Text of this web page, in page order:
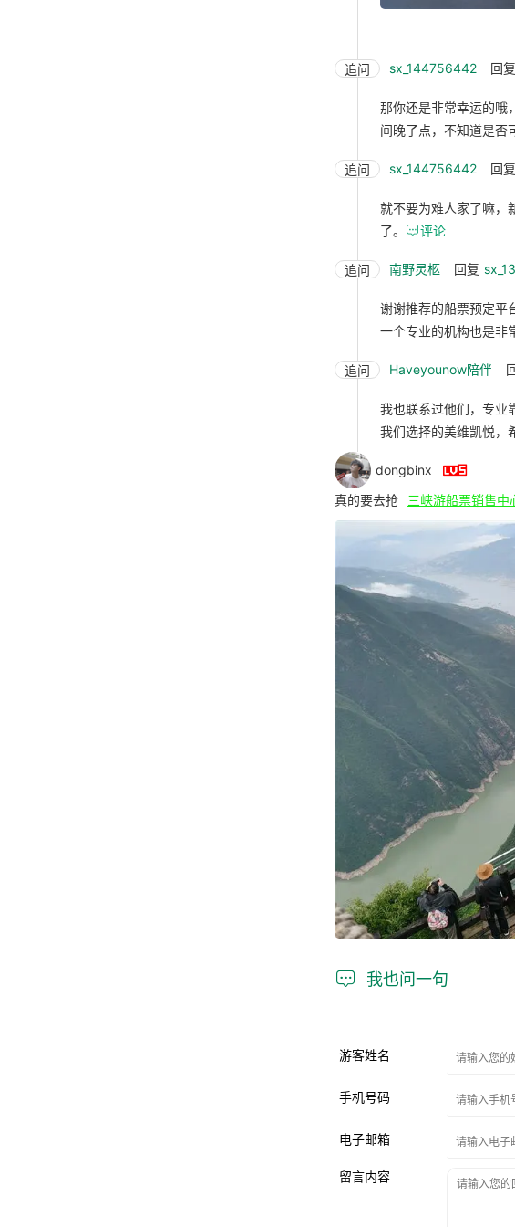
追问 sx_144756442 回复
那你还是非常幸运的哦
间晚了点，不知道是否
追问 sx_144756442 回复
就不要为难人家了嘛，
了。 评论
追问 南野灵柩 回复
谢谢推荐的船票预定平
一个专业的机构也是非
追问 Haveyounow陪伴
我也联系过他们，专业
我们选择的美维凯悦，
dongbinx 
真的要去抢 三峡游船票销售中
 我也问一句
游客姓名
手机号码
电子邮箱
留言内容